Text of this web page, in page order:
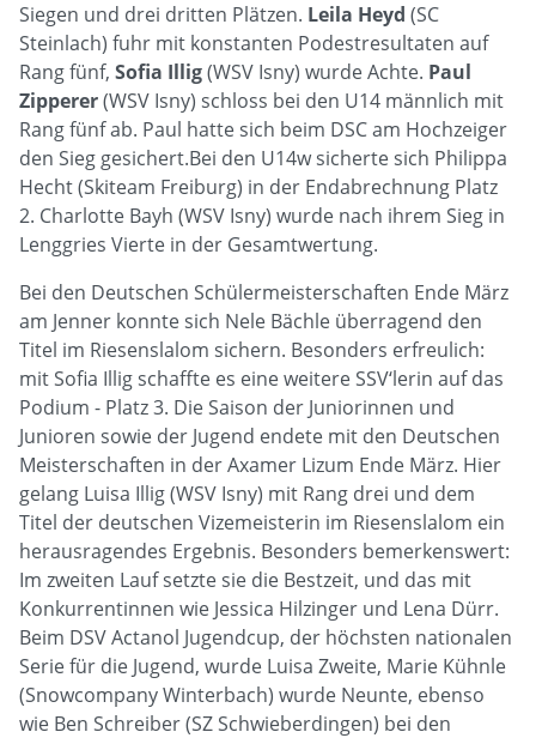
Siegen und drei dritten Plätzen. Leila Heyd (SC
Steinlach) fuhr mit konstanten Podestresultaten auf
Rang fünf, Sofia Illig(WSV Isny) wurde Achte. Paul
Zipperer(WSV Isny) schloss bei den U14 männlich mit
Rang fünf ab. Paul hatte sich beim DSC am Hochzeiger
den Sieg gesichert.Bei den U14w sicherte sich Philippa
Hecht (Skiteam Freiburg) in der Endabrechnung Platz
2. Charlotte Bayh (WSV Isny) wurde nach ihrem Sieg in
Lenggries Vierte in der Gesamtwertung.
Bei den Deutschen Schülermeisterschaften Ende März
am Jenner konnte sich Nele Bächle überragend den
Titel im Riesenslalom sichern. Besonders erfreulich:
mit Sofia Illig schaffte es eine weitere SSV‘lerin auf das
Podium - Platz 3. Die Saison der Juniorinnen und
Junioren sowie der Jugend endete mit den Deutschen
Meisterschaften in der Axamer Lizum Ende März. Hier
gelang Luisa Illig (WSV Isny) mit Rang drei und dem
Titel der deutschen Vizemeisterin im Riesenslalom ein
herausragendes Ergebnis. Besonders bemerkenswert:
Im zweiten Lauf setzte sie die Bestzeit, und das mit
Konkurrentinnen wie Jessica Hilzinger und Lena Dürr.
Beim DSV Actanol Jugendcup, der höchsten nationalen
Serie für die Jugend, wurde Luisa Zweite, Marie Kühnle
(Snowcompany Winterbach) wurde Neunte, ebenso
wie Ben Schreiber (SZ Schwieberdingen) bei den